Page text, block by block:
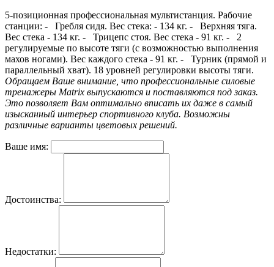
5-позиционная профессиональная мультистанция. Рабочие
станции: - Гребля сидя. Вес стека: - 134 кг. - Верхняя тяга.
Вес стека - 134 кг. - Трицепс стоя. Вес стека - 91 кг. - 2
регулируемые по высоте тяги (с возможностью выполнения
махов ногами). Вес каждого стека - 91 кг. - Турник (прямой и
параллельный хват). 18 уровней регулировки высоты тяги.
Обращаем Ваше внимание, что профессиональные силовые
тренажеры Matrix выпускаются и поставляются под заказ.
Это позволяет Вам оптимально вписать их даже в самый
изысканный интерьер спортивного клуба. Возможны
различные варианты цветовых решений.
Ваше имя:
Достоинства:
Недостатки: